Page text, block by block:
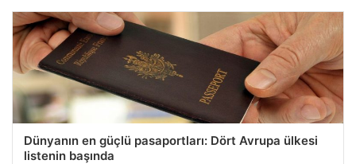
Dünyanın en güçlü pasaportları: Dört Avrupa ülkesi
listenin başında